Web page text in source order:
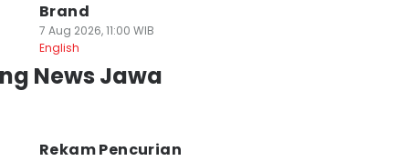
Brand
7 Aug 2026, 11:00 WIB
English
News Jawa
Rekam Pencurian